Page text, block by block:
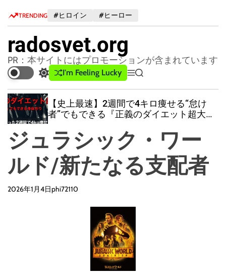
TRENDING #ヒロイン #ヒーロー
radosvet.org
PR：本サイトにはプロモーションが含まれています
S
w
i
t
c
c
o
o
m
I'm Feeling Lucky
M
e
u
S
e
r
c
【史上最速】2週間で4キロ痩せる“怠け
者”でもできる『正義のダイエット超大
ジュラシック・ワー
ルド/新たなる支配者
2026年1月4日phi72110